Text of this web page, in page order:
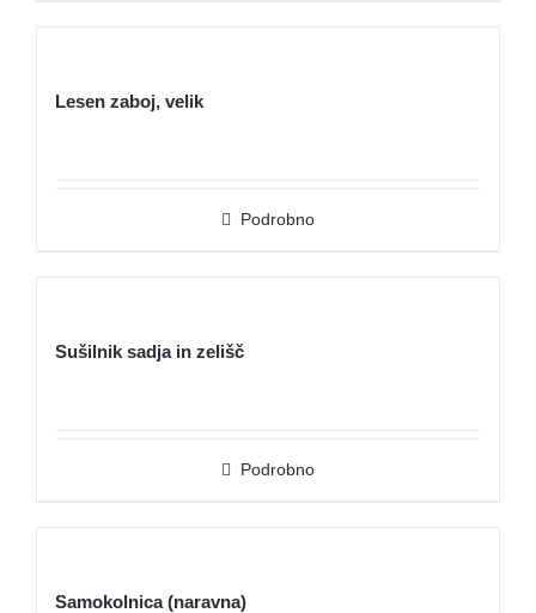
Lesen zaboj, velik
Podrobno
Sušilnik sadja in zelišč
Podrobno
Samokolnica (naravna)